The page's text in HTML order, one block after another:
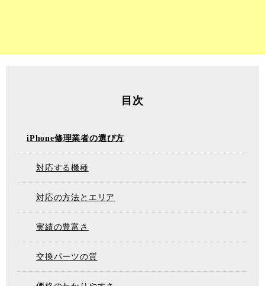
目次
iPhone修理業者の選び方
対応する機種
対応の方法とエリア
実績の豊富さ
交換パーツの質